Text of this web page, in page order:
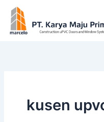
content
kusen